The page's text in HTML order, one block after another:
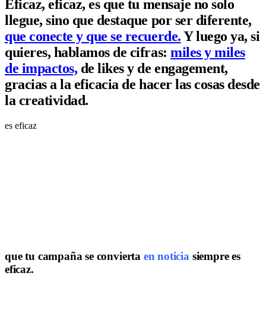
Eficaz, eficaz, es que tu mensaje no solo
llegue, sino que destaque por ser diferente,
que conecte y que se recuerde.Y luego ya, si
quieres, hablamos de cifras:miles y miles
de impactos, de likes y de engagement,
gracias a la eficacia de hacer las cosas desde
la creatividad.
es eficaz
que tu campaña se convierta en noticiasiempre es
eficaz.